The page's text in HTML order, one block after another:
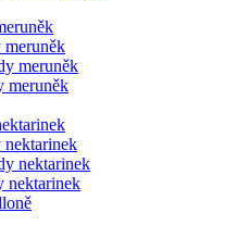
meruněk
meruněk
meruněk
nektarinek
nektarinek
nektarinek